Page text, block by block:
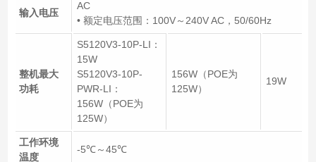
输入电压
AC
• 额定电压范围：100V～240V AC，50/60Hz
整机最大
功耗
S5120V3-10P-LI：
15W
S5120V3-10P-
PWR-LI：
156W（POE为
125W）
156W（POE为
125W）
19W
工作环境
温度
-5℃～45℃